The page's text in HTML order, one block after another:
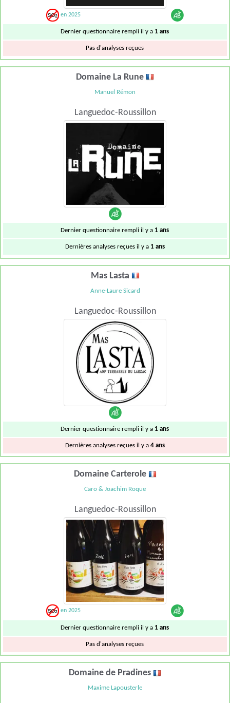
en 2025
Dernier questionnaire rempli il y a 1 ans
Pas d'analyses reçues
Domaine La Rune
Manuel Rémon
Languedoc-Roussillon
Dernier questionnaire rempli il y a 1 ans
Dernières analyses reçues il y a 1 ans
Mas Lasta
Anne-Laure Sicard
Languedoc-Roussillon
Dernier questionnaire rempli il y a 1 ans
Dernières analyses reçues il y a 4 ans
Domaine Carterole
Caro & Joachim Roque
Languedoc-Roussillon
en 2025
Dernier questionnaire rempli il y a 1 ans
Pas d'analyses reçues
Domaine de Pradines
Maxime Lapousterle